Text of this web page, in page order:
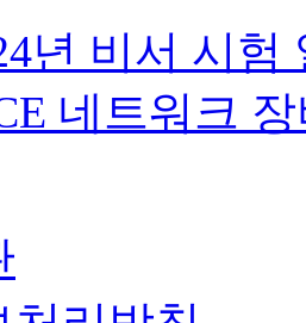
년 비서 시험
네트워크